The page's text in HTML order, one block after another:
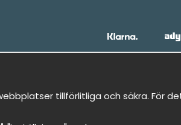
tillförlitliga och säkra. För